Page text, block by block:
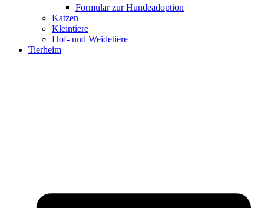
Formular zur Hundeadoption
Katzen
Kleintiere
Hof- und Weidetiere
Tierheim